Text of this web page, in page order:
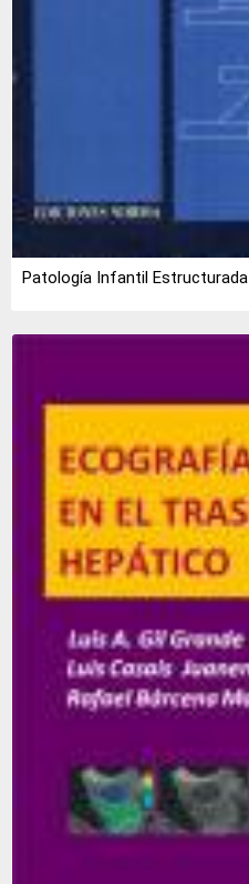
Patología Infantil Estructurada